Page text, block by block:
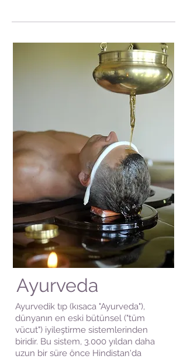
Ayurveda
Ayurvedik tıp (kısaca "Ayurveda"),
dünyanın en eski bütünsel ("tüm
vücut") iyileştirme sistemlerinden
biridir. Bu sistem, 3.000 yıldan daha
uzun bir süre önce Hindistan'da